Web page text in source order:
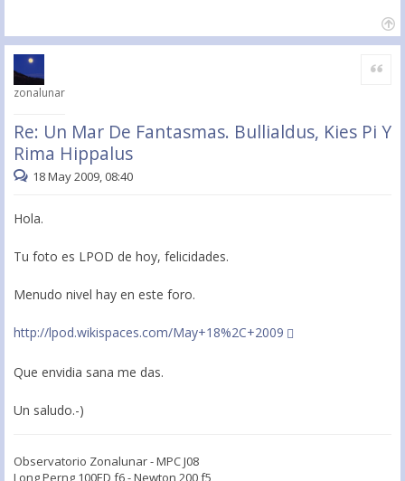
zonalunar
Re: Un Mar De Fantasmas. Bullialdus, Kies Pi Y
Rima Hippalus
Citar
18 May 2009, 08:40
Hola.
Tu foto es LPOD de hoy, felicidades.
Menudo nivel hay en este foro.
http://lpod.wikispaces.com/May+18%2C+2009
Que envidia sana me das.
Un saludo.-)
Observatorio Zonalunar - MPC J08
Long Perng 100ED f6 - Newton 200 f5